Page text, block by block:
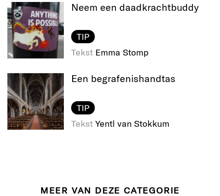
Neem een daadkracht​buddy
TIP
Tekst Emma Stomp
Een begrafenis​handtas
TIP
Tekst Yentl van Stokkum
MEER VAN DEZE CATEGORIE